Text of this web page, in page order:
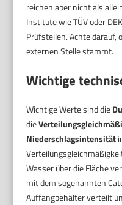
reichen aber nicht als
Institute wie TÜV oder
Prüfstellen. Achte darauf,
externen Stelle stammt.
Wichtige
Wichtige Werte sind die
die
Niederschlagsintensität
Wasser über die Fläche
mit dem sogenannten
Auffangbehälter verteilt